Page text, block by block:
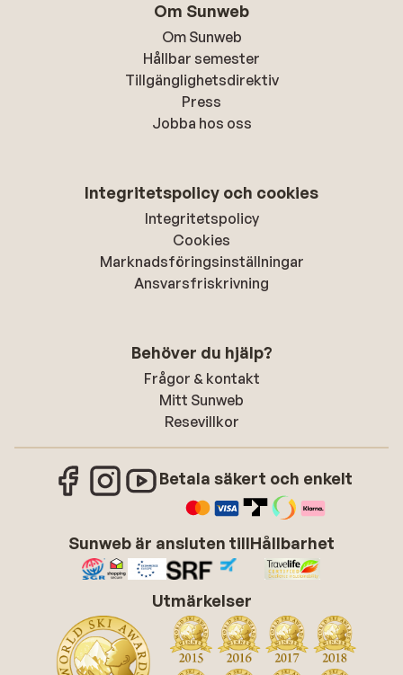
Om Sunweb
Om Sunweb
Hållbar semester
Tillgänglighetsdirektiv
Press
Jobba hos oss
Integritetspolicy och cookies
Integritetspolicy
Cookies
Marknadsföringsinställningar
Ansvarsfriskrivning
Behöver du hjälp?
Frågor & kontakt
Mitt Sunweb
Resevillkor
Betala säkert och enkelt
Sunweb är ansluten tillHållbarhet
Utmärkelser